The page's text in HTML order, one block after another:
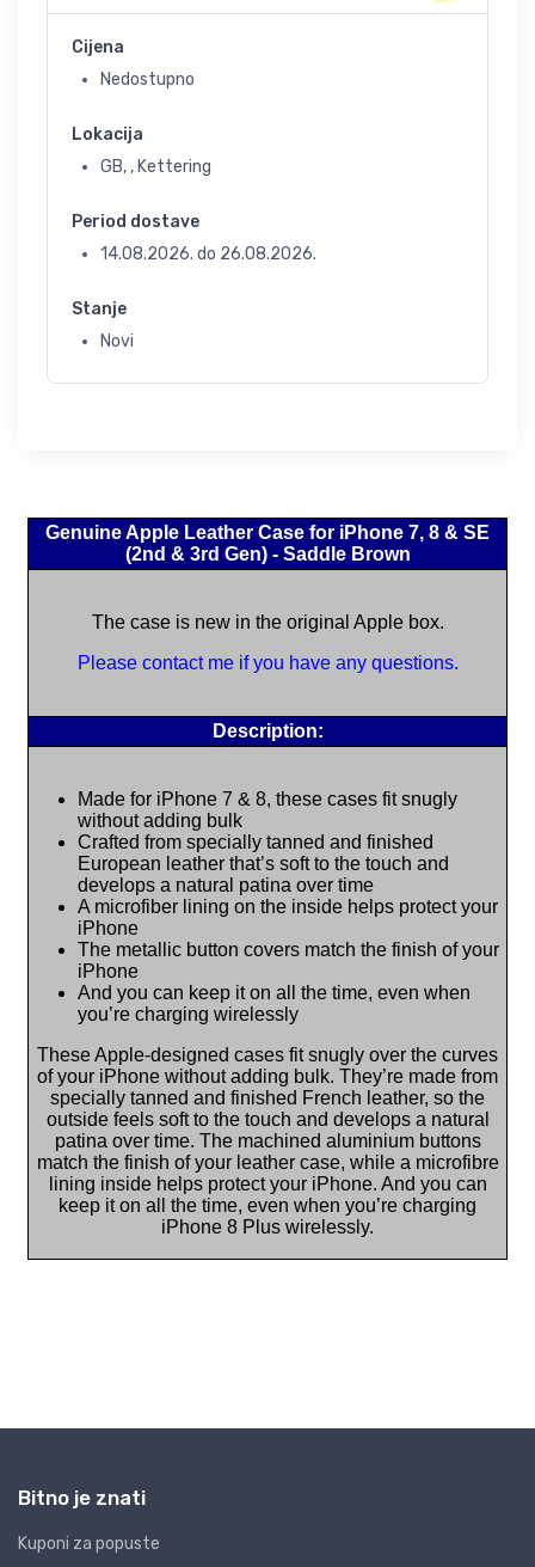
Cijena
Nedostupno
Lokacija
GB, , Kettering
Period dostave
14.08.2026. do 26.08.2026.
Stanje
Novi
Bitno je znati
Kuponi za popuste